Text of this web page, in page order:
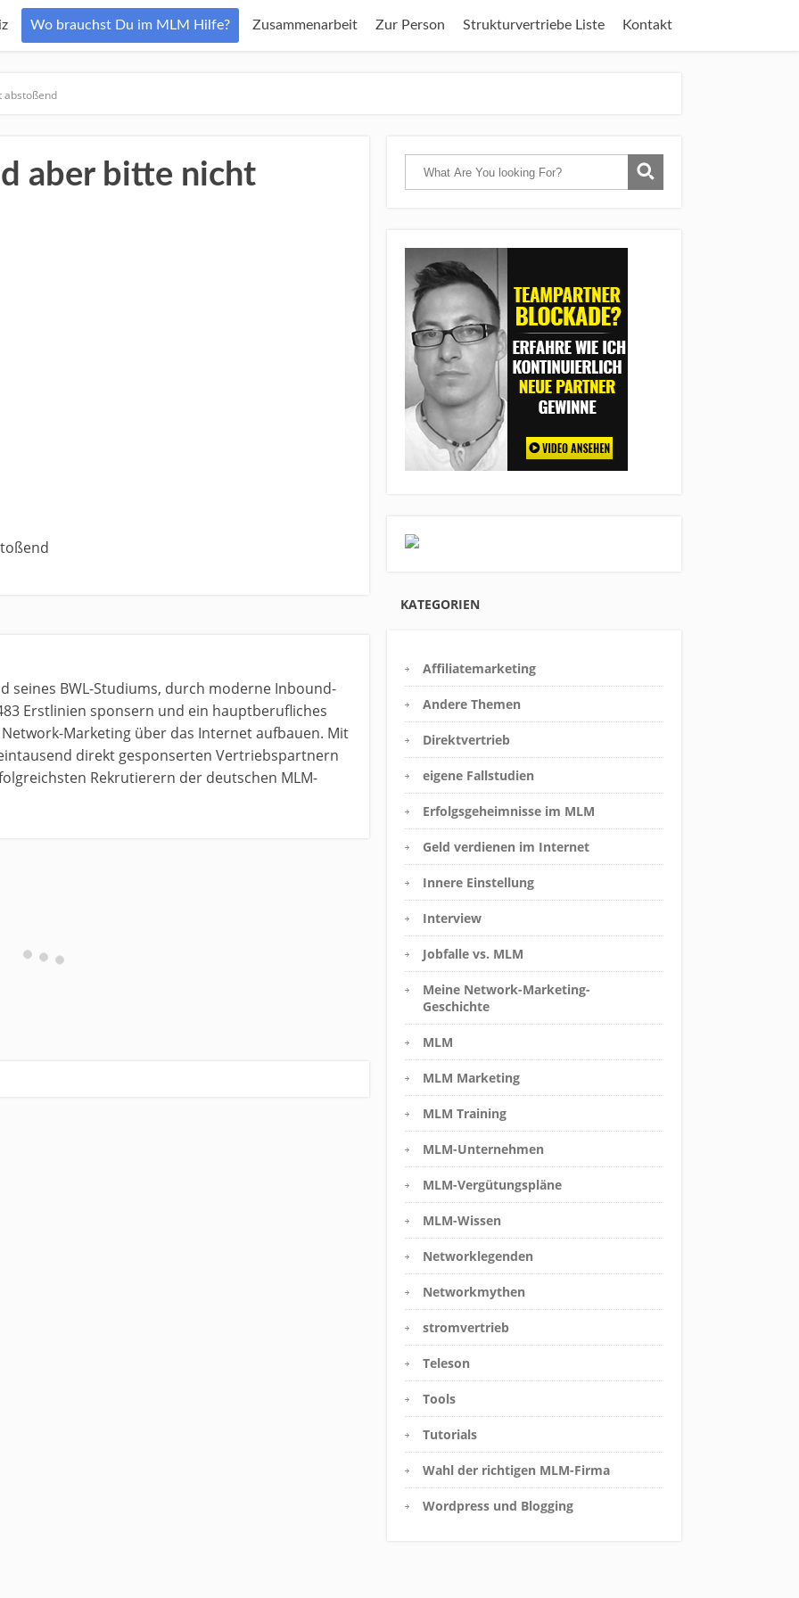
Wo brauchst Du im MLM Hilfe? Zusammenarbeit Zur Person Strukturvertriebe Liste Kontakt
abstoßend
aber bitte nicht
seines BWL-Studiums, durch moderne Inbound-
Erstlinien sponsern und ein hauptberufliches
Marketing über das Internet aufbauen. Mit
direkt gesponserten Vertriebspartnern
Rekrutierern der deutschen MLM-
KATEGORIEN
Affiliatemarketing
Andere Themen
Direktvertrieb
eigene Fallstudien
Erfolgsgeheimnisse im MLM
Geld verdienen im Internet
Innere Einstellung
Interview
Jobfalle vs. MLM
Meine Network-Marketing-
Geschichte
MLM
MLM Marketing
MLM Training
MLM-Unternehmen
MLM-Vergütungspläne
MLM-Wissen
Networklegenden
Networkmythen
stromvertrieb
Teleson
Tools
Tutorials
Wahl der richtigen MLM-Firma
Wordpress und Blogging